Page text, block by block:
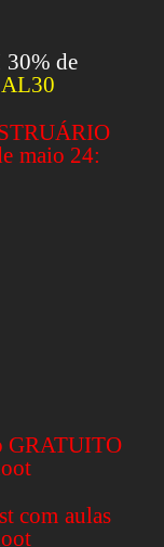
de
maio 24:
GRATUITO
com aulas